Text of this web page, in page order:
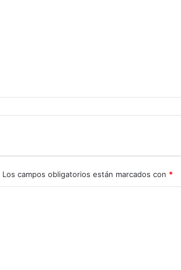
Los campos obligatorios están marcados con *